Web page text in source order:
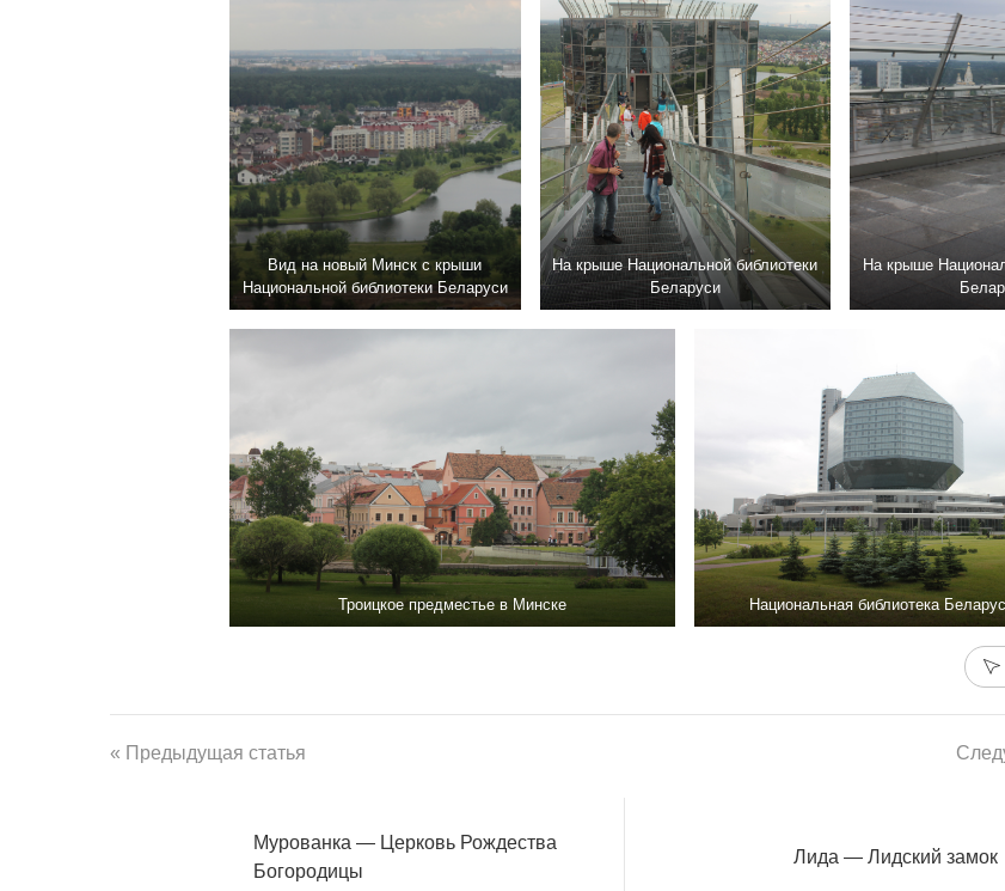
Вид на новый Минск с крыши
Национальной библиотеки Беларуси
На крыше Национальной библиотеки
Беларуси
На крыше
Троицкое предместье в Минске Национальная библиотека
« Предыдущая статья
Мурованка — Церковь Рождества
Богородицы
Лида — Лидский замок